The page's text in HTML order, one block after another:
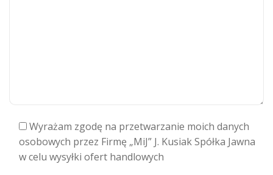
Wyrażam zgodę na przetwarzanie moich danych
osobowych przez Firmę „MiJ” J. Kusiak Spółka Jawna
w celu wysyłki ofert handlowych